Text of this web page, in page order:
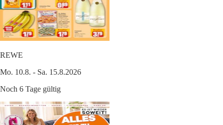
REWE
Mo. 10.8. - Sa. 15.8.2026
Noch 6 Tage gültig